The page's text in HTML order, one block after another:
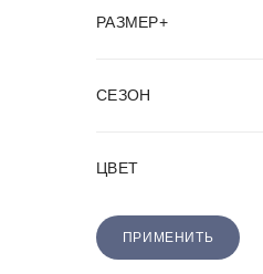
РАЗМЕР+
СЕЗОН
ЦВЕТ
ПРИМЕНИТЬ